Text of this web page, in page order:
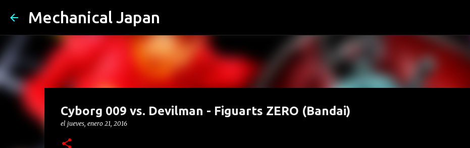
Mechanical Japan
Cyborg 009 vs. Devilman - Figuarts ZERO (Bandai)
el jueves, enero 21, 2016